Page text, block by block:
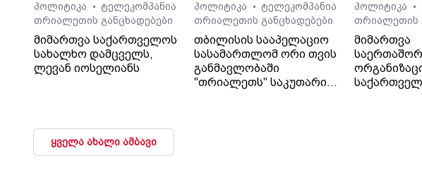
პოლიტიკა
• ტელეკომპანია
თრიალეთის განცხადებები
მიმართვა საქართველოს
სახალხო დამცველს,
ლევან იოსელიანს
პოლიტიკა
• ტელეკომპანია
თრიალეთის განცხადებები
თბილისის სააპელაციო
სასამართლომ ორი თვის
განმავლობაში
"თრიალეთს" საკუთარი
პოლიტიკა
•
თრიალეთის
მიმართვა
ყველა ახალი ამბავი